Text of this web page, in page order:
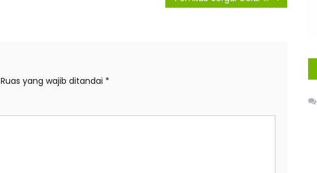
Ruas yang wajib ditandai *